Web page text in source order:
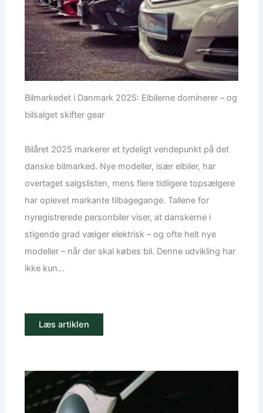
Bilmarkedet i Danmark 2025: Elbilerne dominerer – og
bilsalget skifter gear
Bilåret 2025 markerer et tydeligt vendepunkt på det
danske bilmarked. Nye modeller, især elbiler, har
overtaget salgslisten, mens flere tidligere topsælgere
har oplevet markante tilbagegange. Tallene for
nyregistrerede personbiler viser, at danskerne i
stigende grad vælger elektrisk – og ofte helt nye
modeller – når der skal købes bil. Denne udvikling har
ikke kun...
Læs artiklen